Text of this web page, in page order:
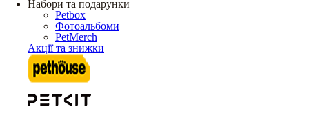
Набори та подарунки
Petbox
Фотоальбоми
PetMerch
Акції та знижки